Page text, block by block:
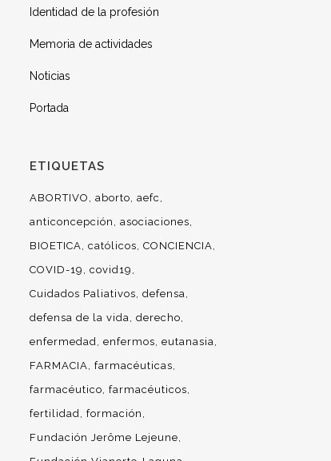
Identidad de la profesión
Memoria de actividades
Noticias
Portada
ETIQUETAS
ABORTIVO aborto aefc
anticoncepción
asociaciones
BIOETICA católicos CONCIENCIA
COVID-19
covid19
Cuidados Paliativos defensa
defensa de la vida derecho
enfermedad enfermos eutanasia
FARMACIA farmacéuticas
farmacéutico farmacéuticos
fertilidad formación
Fundación Jerôme Lejeune